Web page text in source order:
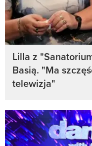
Lilla z
Basią. "Ma
telewizja"